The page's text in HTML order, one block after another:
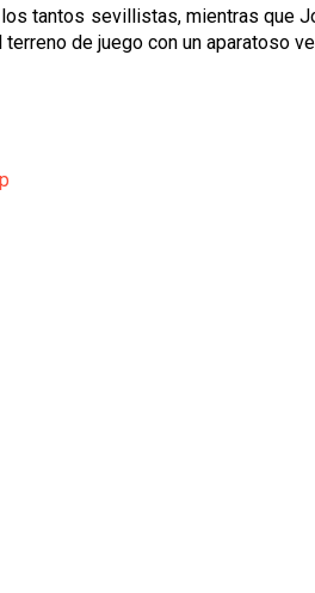
tantos sevillistas, mientras que
de juego con un aparatoso